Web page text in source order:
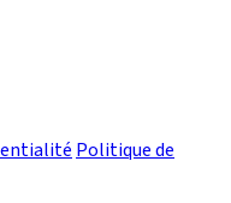
Politique de